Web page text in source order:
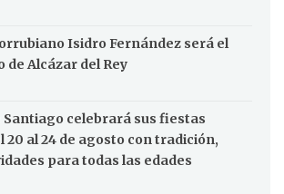
Isidro Fernández será el
de Alcázar del Rey
Santiago celebrará sus fiestas
20 al 24 de agosto con tradición,
para todas las edades